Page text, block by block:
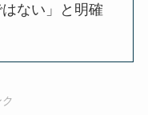
ない」と明確